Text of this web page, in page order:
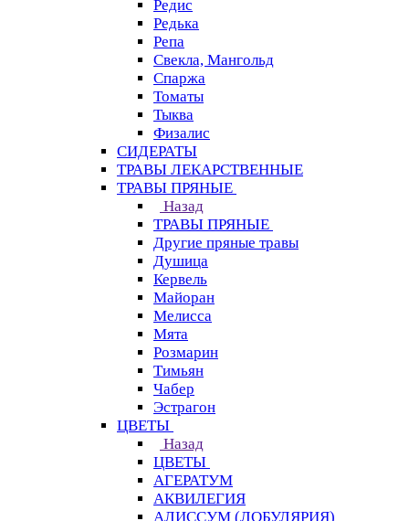
Редис
Редька
Репа
Свекла, Мангольд
Спаржа
Томаты
Тыква
Физалис
СИДЕРАТЫ
ТРАВЫ ЛЕКАРСТВЕННЫЕ
ТРАВЫ ПРЯНЫЕ
Назад
ТРАВЫ ПРЯНЫЕ
Другие пряные травы
Душица
Кервель
Майоран
Мелисса
Мята
Розмарин
Тимьян
Чабер
Эстрагон
ЦВЕТЫ
Назад
ЦВЕТЫ
АГЕРАТУМ
АКВИЛЕГИЯ
АЛИССУМ (ЛОБУЛЯРИЯ)